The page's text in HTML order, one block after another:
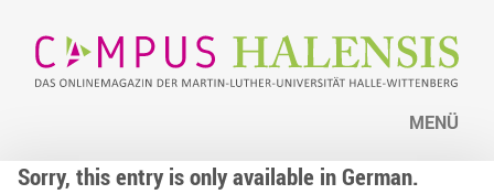
MENÜ
Sorry, this entry is only available in German.